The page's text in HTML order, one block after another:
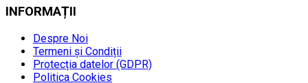
INFORMAȚII
Despre Noi
Termeni și Condiții
Protecția datelor (GDPR)
Politica Cookies